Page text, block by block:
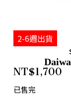
2-6週出貨
NT$1,700
已售完